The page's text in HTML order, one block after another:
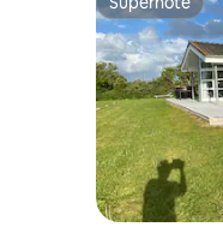
Superhôte